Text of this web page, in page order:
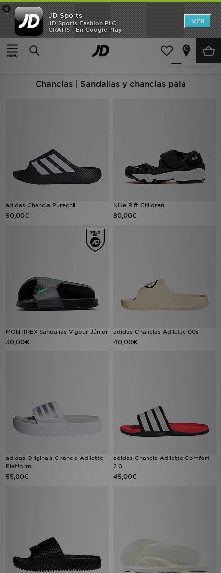
×
JD Sports
JD Sports Fashion PLC
GRATIS - En Google Play
VER
Página principal
Chanclas Pala
174 productos encontrados
Chanclas | Sandalias y chanclas pala
adidas Chancla Purechill
50,00€
Nike Rift Children
80,00€
MONTIREX Sandalias Vigour Júnior
30,00€
adidas Chanclas Adilette 00s
40,00€
adidas Originals Chancla Adilette
Platform
55,00€
adidas Chancla Adilette Comfort
2.0
45,00€
Hombre
Mujer
Accesorios
Deportes & Fitness
JD Fútbol
TARJETA REGALO